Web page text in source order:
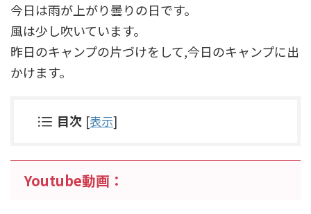
今日は雨が上がり曇りの日です。
風は少し吹いています。
昨日のキャンプの片づけをして,今日のキャンプに出
かけます。
目次 [表示]
Youtube動画：